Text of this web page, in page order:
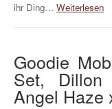
ihr Ding… Weiterlesen
Goodie
Set, Dillon
Angel Haze